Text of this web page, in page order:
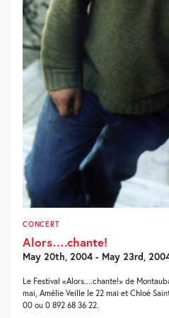
CONCERT
Alors….chante!
May 20th, 2004 - May 23rd,
Le Festival «Alors....chante!» de
mai, Amélie Veille le 22 mai et Chloé
00 ou 0 892 68 36 22.